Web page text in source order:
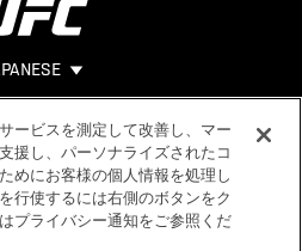
法的事項
利用規約
個人情報保
ービスを測定して改善し、マー
援し、パーソナライズされたコ
めにお客様の個人情報を処理し
行使するには右側のボタンをク
プライバシー通知をご参照くだ